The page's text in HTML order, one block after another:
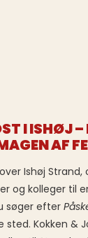
I ISHØJ –
AF
Ishøj
og kolleger til
søger efter
Kokken &